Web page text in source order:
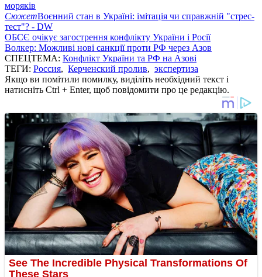
моряків
СюжетВоєнний стан в Україні: імітація чи справжній "стрес-
тест"? - DW
ОБСЄ очікує загострення конфлікту України і Росії
Волкер: Можливі нові санкції проти РФ через Азов
СПЕЦТЕМА: Конфлікт України та РФ на Азові
ТЕГИ: Россия, Керченский пролив, экспертиза
Якщо ви помітили помилку, виділіть необхідний текст і
натисніть Ctrl + Enter, щоб повідомити про це редакцію.